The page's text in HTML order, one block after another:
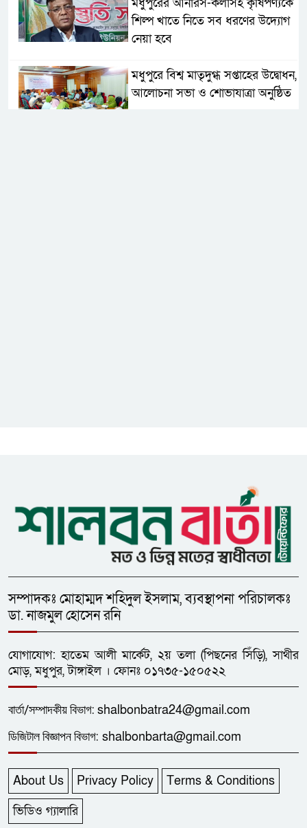
শিল্প খাতে নিতে সব ধরণের উদ্যোগ
নেয়া হবে
মধুপুরে বিশ্ব মাতৃদুগ্ধ সপ্তাহের উদ্বোধন,
আলোচনা সভা ও শোভাযাত্রা অনুষ্ঠিত
সহযোগিতা চাইলেন সাইফুল ইসলাম
সম্পাদকঃ মোহাম্মদ শহিদুল ইসলাম, ব্যবস্থাপনা পরিচালকঃ
ডা. নাজমুল হোসেন রনি
যোগাযোগ: হাতেম আলী মার্কেট, ২য় তলা (পিছনের সিঁড়ি), সাথীর
মোড়, মধুপুর, টাঙ্গাইল । ফোনঃ ০১৭৩৫-১৫০৫২২
বার্তা/সম্পাদকীয়বিভাগ: shalbonbatra24@gmail.com
ডিজিটাল বিজ্ঞাপন বিভাগ: shalbonbarta@gmail.com
About Us Privacy Policy
Terms & Conditions
ভিডিও গ্যালারি